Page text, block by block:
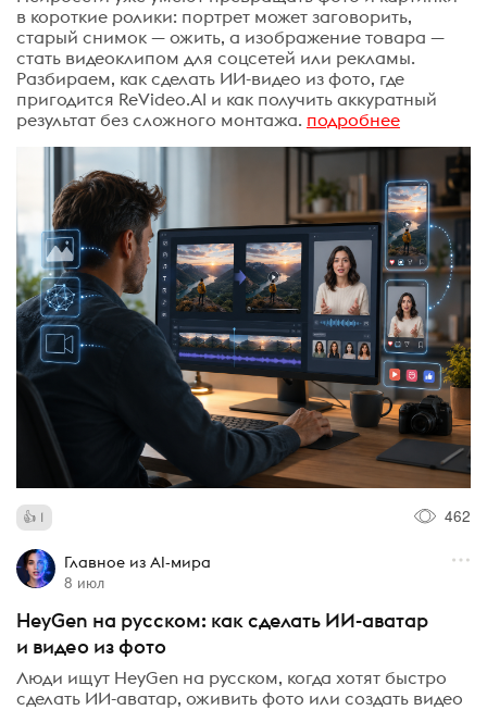
в короткие ролики: портрет может заговорить,
старый снимок — ожить, а изображение товара —
стать видеоклипом для соцсетей или рекламы.
Разбираем, как сделать ИИ-видео из фото, где
пригодится ReVideo.AI и как получить аккуратный
результат без сложного монтажа. подробнее
1 462
Главное из AI-мира
8 июл
HeyGen на русском: как сделать ИИ-аватар
и видео из фото
Люди ищут HeyGen на русском, когда хотят быстро
сделать ИИ-аватар, оживить фото или создать видео